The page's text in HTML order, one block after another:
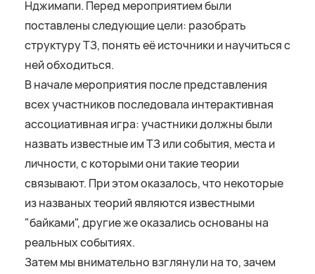
Нджимапи. Перед мероприятием были
поставлены следующие цели: разобрать
структуру ТЗ, понять её источники и научиться с
ней обходиться.
В начале мероприятия после представления
всех участников последовала интерактивная
ассоциативная игра: участники должны были
назвать известные им ТЗ или события, места и
личности, с которыми они такие теории
связывают. При этом оказалось, что некоторые
из названых теорий являются известными
"байками", другие же оказались основаны на
реальных событиях.
Затем мы внимательно взглянули на то, зачем